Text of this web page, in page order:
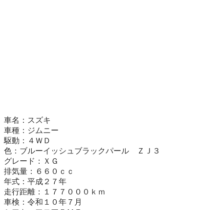
車名：スズキ
車種：ジムニー
駆動：４ＷＤ
色：ブルーイッシュブラックパール　ＺＪ３
グレード：ＸＧ
排気量：６６０ｃｃ
年式：平成２７年
走行距離：１７７０００ｋｍ
車検：令和１０年７月